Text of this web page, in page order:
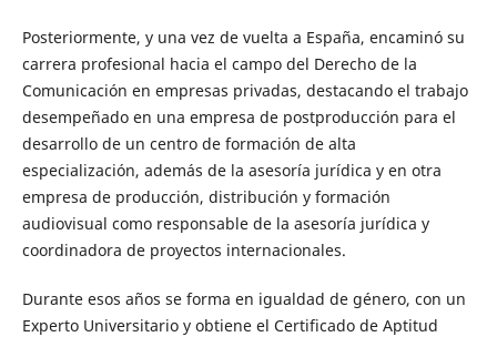
Posteriormente, y una vez de vuelta a España, encaminó su
carrera profesional hacia el campo del Derecho de la
Comunicación en empresas privadas, destacando el trabajo
desempeñado en una empresa de postproducción para el
desarrollo de un centro de formación de alta
especialización, además de la asesoría jurídica y en otra
empresa de producción, distribución y formación
audiovisual como responsable de la asesoría jurídica y
coordinadora de proyectos internacionales.
Durante esos años se forma en igualdad de género, con un
Experto Universitario y obtiene el Certificado de Aptitud